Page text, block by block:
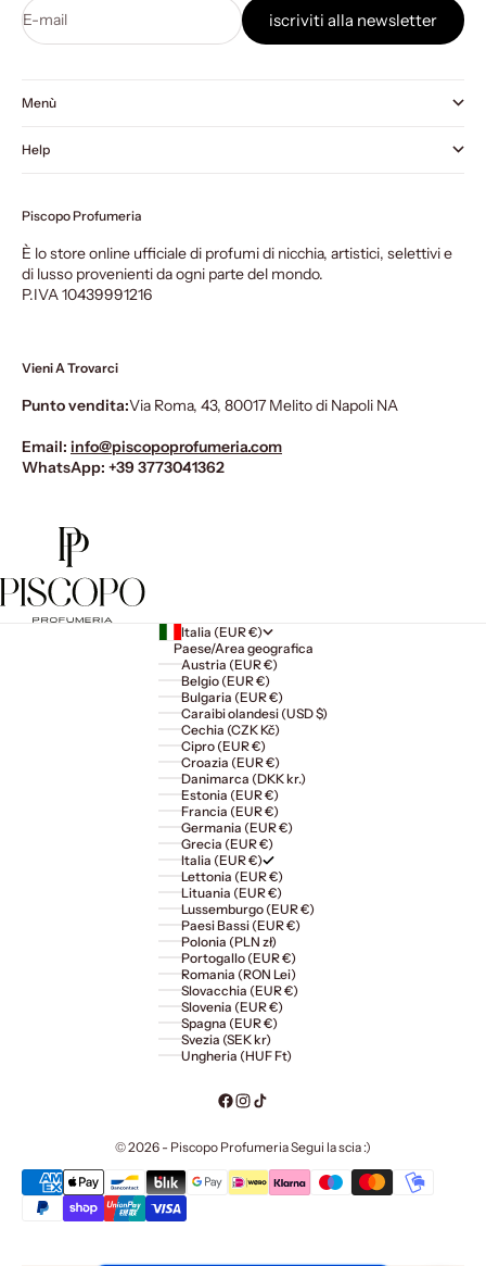
E-mail iscriviti alla newsletter
Menù
Help
Piscopo Profumeria
È lo store online ufficiale di profumi di nicchia, artistici, selettivi e
di lusso provenienti da ogni parte del mondo.
P.IVA 10439991216
Vieni A Trovarci
Punto vendita:Via Roma, 43, 80017 Melito di Napoli NA
Email: info@piscopoprofumeria.com
WhatsApp: +39 3773041362
Italia (EUR €)
Paese/Area geografica
Austria (EUR €)
Belgio (EUR €)
Bulgaria (EUR €)
Caraibi olandesi (USD $)
Cechia (CZK Kč)
Cipro (EUR €)
Croazia (EUR €)
Danimarca (DKK kr.)
Estonia (EUR €)
Francia (EUR €)
Germania (EUR €)
Grecia (EUR €)
Italia (EUR €)
Lettonia (EUR €)
Lituania (EUR €)
Lussemburgo (EUR €)
Paesi Bassi (EUR €)
Polonia (PLN zł)
Portogallo (EUR €)
Romania (RON Lei)
Slovacchia (EUR €)
Slovenia (EUR €)
Spagna (EUR €)
Svezia (SEK kr)
Ungheria (HUF Ft)
© 2026 - Piscopo Profumeria Segui la scia :)